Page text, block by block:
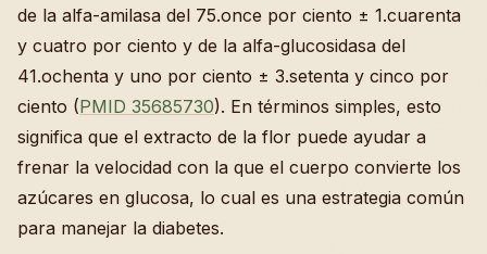
de la alfa-amilasa del 75.once por ciento ± 1.cuarenta
y cuatro por ciento y de la alfa-glucosidasa del
41.ochenta y uno por ciento ± 3.setenta y cinco por
ciento (PMID 35685730). En términos simples, esto
significa que el extracto de la flor puede ayudar a
frenar la velocidad con la que el cuerpo convierte los
azúcares en glucosa, lo cual es una estrategia común
para manejar la diabetes.